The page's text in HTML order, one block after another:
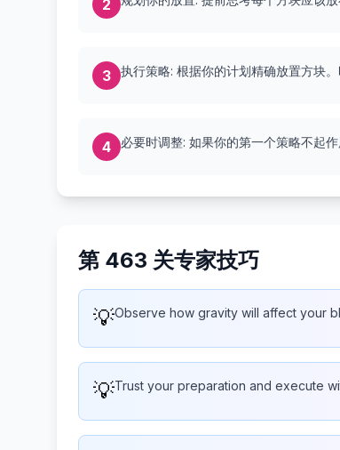
2
3 执行策略: 根据你的计划精确放置方块。
4 必要时调整: 如果你的第一个策略不起
第 463 关专家技巧
💡Observe how gravity will affect your
💡Trust your preparation and execute